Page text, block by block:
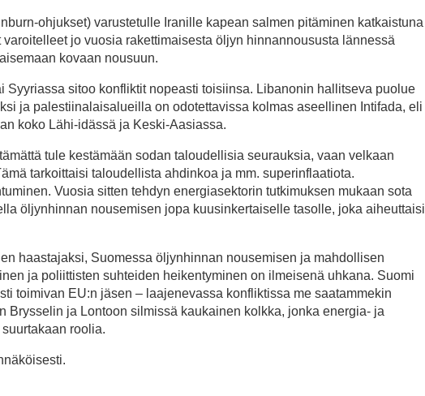
ohjukset) varustetulle Iranille kapean salmen pitäminen katkaistuna
jo vuosia rakettimaisesta öljyn hinnannoususta lännessä
kovaan nousuun.
sitoo konfliktit nopeasti toisiinsa. Libanonin hallitseva puolue
ja palestiinalaisalueilla on odotettavissa kolmas aseellinen Intifada, eli
koko Lähi-idässä ja Keski-Aasiassa.
tule kestämään sodan taloudellisia seurauksia, vaan velkaan
tarkoittaisi taloudellista ahdinkoa ja mm. superinflaatiota.
Vuosia sitten tehdyn energiasektorin tutkimuksen mukaan sota
öljynhinnan nousemisen jopa kuusinkertaiselle tasolle, joka aiheuttaisi
haastajaksi, Suomessa öljynhinnan nousemisen ja mahdollisen
ja poliittisten suhteiden heikentyminen on ilmeisenä uhkana. Suomi
toimivan EU:n jäsen – laajenevassa konfliktissa me saatammekin
ja Lontoon silmissä kaukainen kolkka, jonka energia- ja
roolia.